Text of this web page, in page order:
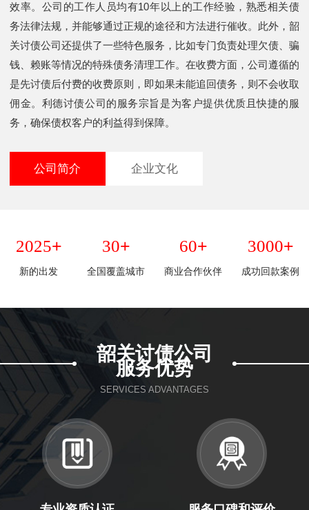
效率。公司的工作人员均有10年以上的工作经验，熟悉相关债
务法律法规，并能够通过正规的途径和方法进行催收。此外，韶
关讨债公司还提供了一些特色服务，比如专门负责处理欠债、骗
钱、赖账等情况的特殊债务清理工作。在收费方面，公司遵循的
是先讨债后付费的收费原则，即如果未能追回债务，则不会收取
佣金。利德讨债公司的服务宗旨是为客户提供优质且快捷的服
务，确保债权客户的利益得到保障。
公司简介 企业文化
2025+
新的出发
30+
全国覆盖城市
60+
商业合作伙伴
3000+
成功回款案例
韶关讨债公司
服务优势
SERVICES ADVANTAGES